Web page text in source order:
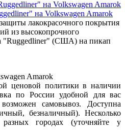
на Volkswagen Amarok
лакокрасочного покрытия
из высокопрочного
"Ruggedliner" (США) на пикап
ценовой политики в наличии
по России удобной для вас
самовывоз. Доступна
безналичный). Несколько
городах (уточняйте у